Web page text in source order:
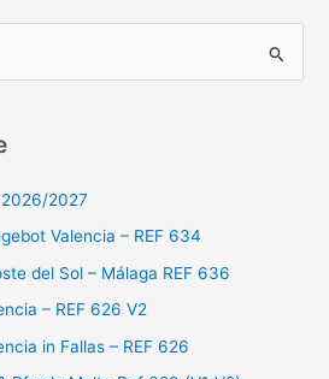
2027
Valencia – REF 634
del Sol – Málaga REF 636
– REF 626 V2
in Fallas – REF 626